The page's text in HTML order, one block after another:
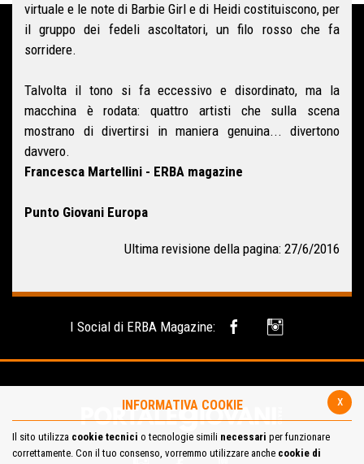
virtuale e le note di Barbie Girl e di Heidi costituiscono, per
il gruppo dei fedeli ascoltatori, un filo rosso che fa
sorridere.
Talvolta il tono si fa eccessivo e disordinato, ma la
macchina è rodata: quattro artisti che sulla scena
mostrano di divertirsi in maniera genuina... divertono
davvero.
Francesca Martellini - ERBA magazine
Punto Giovani Europa
Ultima revisione della pagina: 27/6/2016
I Social di ERBA Magazine:
x
INFORMATIVA COOKIE
Il sito utilizza cookie tecnici o tecnologie simili necessari per funzionare
correttamente. Con il tuo consenso, vorremmo utilizzare anche cookie di